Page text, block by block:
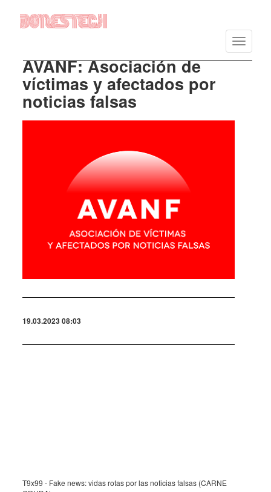
Vés
Toggle
AVANF: Asociación de
víctimas y afectados por
noticias falsas
19.03.2023 08:03
T9x99 - Fake news: vidas rotas por las noticias falsas (CARNE